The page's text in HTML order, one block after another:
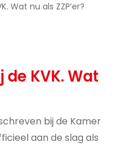
Wat nu als ZZP’er?
KVK. Wat
bij de Kamer
aan de slag als